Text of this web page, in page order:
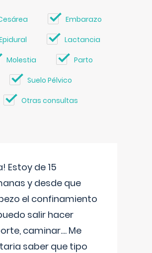
Embarazo
Lactancia
Molestia Parto
Suelo Pélvico
Otras consultas
Estoy de 15
y desde que
el confinamiento
salir hacer
caminar.... Me
saber que tipo